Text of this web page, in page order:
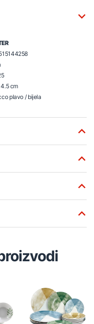
4.5 cm
plavo / bijela